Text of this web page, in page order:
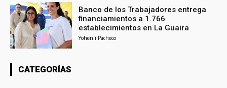
Banco de los Trabajadores entrega
financiamientos a 1.766
establecimientos en La Guaira
Yohenli Pacheco
CATEGORÍAS